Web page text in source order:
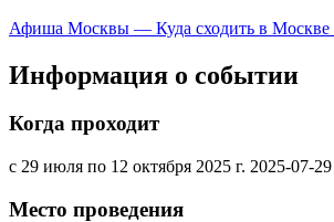
Афиша Москвы — Куда сходить в Москве
Информация о событии
Когда проходит
с 29 июля по 12 октября 2025 г. 2025-07-29
Место проведения